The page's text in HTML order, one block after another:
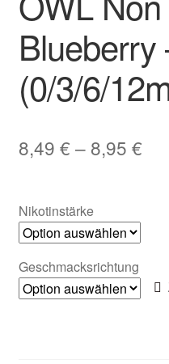
Big Puff
Aromen
Basen & Nikotin
Zubehör
Kontaktformular
Nikotintabelle
Blueberry
(0/3/6/
8,49 € – 8,95 €
Nikotinstärke
Geschmacksrichtung